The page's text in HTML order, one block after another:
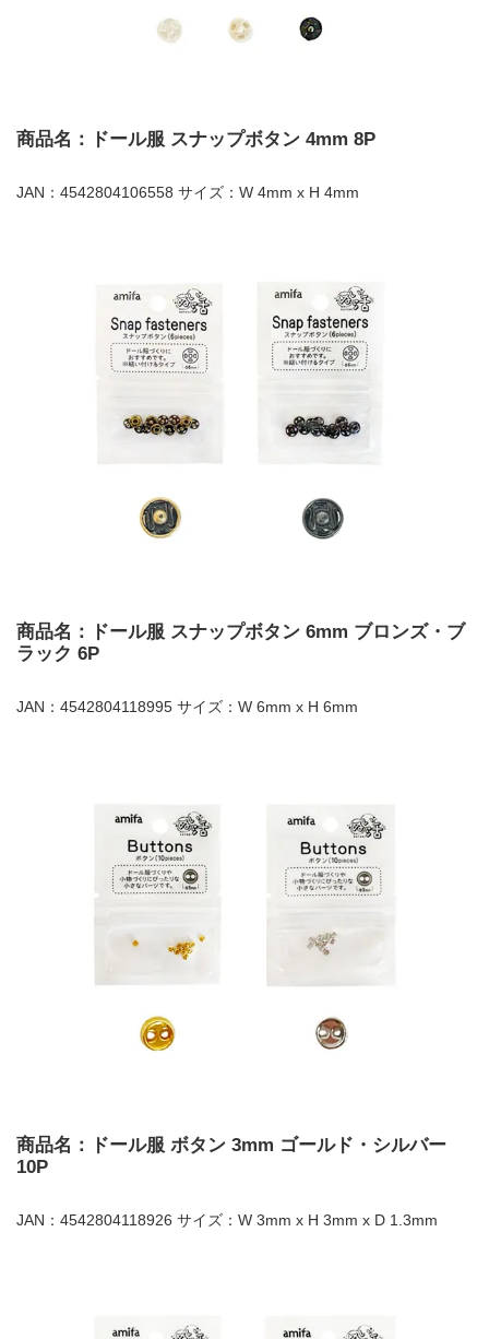
商品名：ドール服 スナップボタン 4mm 8P
JAN：4542804106558 サイズ：W 4mm x H 4mm
商品名：ドール服 スナップボタン 6mm ブロンズ・ブ
ラック 6P
JAN：4542804118995 サイズ：W 6mm x H 6mm
商品名：ドール服 ボタン 3mm ゴールド・シルバー
10P
JAN：4542804118926 サイズ：W 3mm x H 3mm x D 1.3mm